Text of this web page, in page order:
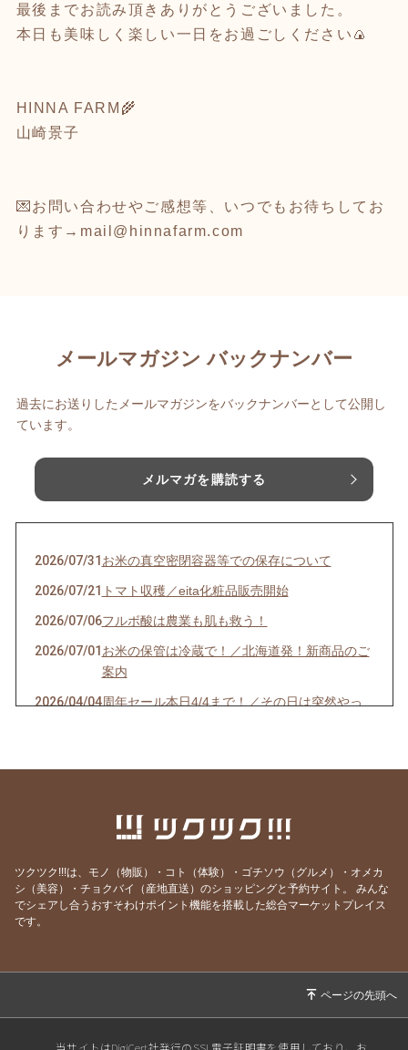
最後までお読み頂きありがとうございました。
本日も美味しく楽しい一日をお過ごしください🍙
HINNA FARM🌾
山崎景子
💌お問い合わせやご感想等、いつでもお待ちしてお
ります→mail@hinnafarm.com
メールマガジン バックナンバー
過去にお送りしたメールマガジンをバックナンバーとして公開し
ています。
メルマガを購読する
2026/07/31 お米の真空密閉容器等での保存について
2026/07/21 トマト収穫／eita化粧品販売開始
2026/07/06フルボ酸は農業も肌も救う！
2026/07/01 お米の保管は冷蔵で！／北海道発！新商品のご
案内
2026/04/04周年セール本日4/4まで！／その日は突然やっ
開催します！（3/29〜）
11/23（日）「新米を味わう会」ウェブチケッ
2025/10/23今年は11/23（日）開催！「新米を味わう会」
／【重要】クレジットカード決済再開のお知ら
ツクツク!!!は、モノ（物販）・コト（体験）・ゴチソウ（グルメ）・オメカ
シ（美容）・チョクバイ（産地直送）のショッピングと予約サイト。
みんな
でシェアし合うおすそわけポイント機能を搭載した総合マーケットプレイス
です。
当サイトはDigiCert社発行のSSL電子証明書を使用しており、お